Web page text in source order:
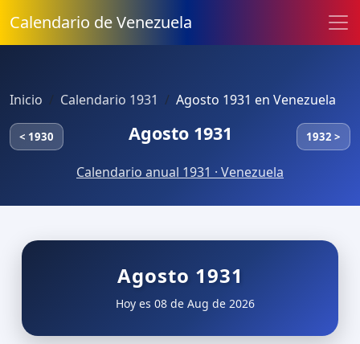
Calendario de Venezuela
Inicio Calendario 1931 Agosto 1931 en Venezuela
< 1930 Agosto 1931 1932 >
Calendario anual 1931 · Venezuela
Agosto 1931
Hoy es 08 de Aug de 2026